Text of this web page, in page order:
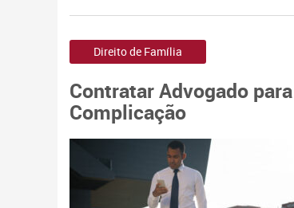
Direito de Família
Contratar Advogado
Complicação